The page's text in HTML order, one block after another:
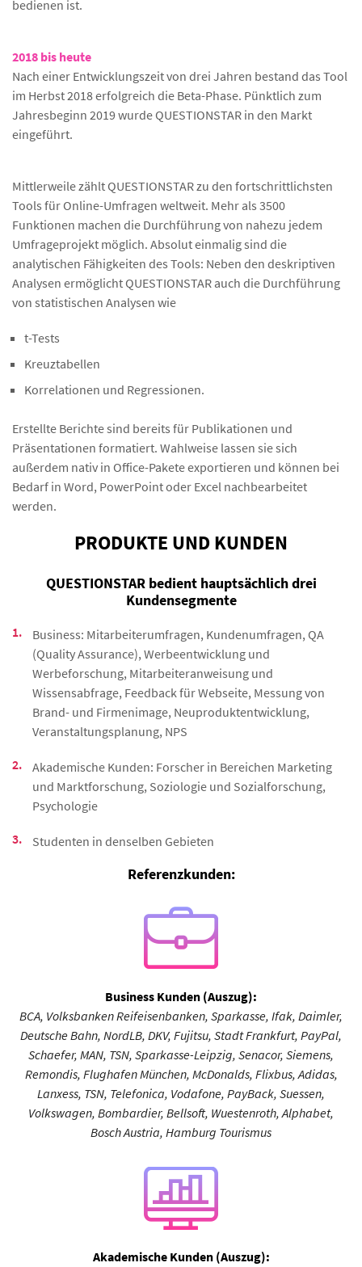
bedienen ist.
2018 bis heute
Nach einer Entwicklungszeit von drei Jahren bestand das Tool
im Herbst 2018 erfolgreich die Beta-Phase. Pünktlich zum
Jahresbeginn 2019 wurde QUESTIONSTAR in den Markt
eingeführt.
Mittlerweile zählt QUESTIONSTAR zu den fortschrittlichsten
Tools für Online-Umfragen weltweit. Mehr als 3500
Funktionen machen die Durchführung von nahezu jedem
Umfrageprojekt möglich. Absolut einmalig sind die
analytischen Fähigkeiten des Tools: Neben den deskriptiven
Analysen ermöglicht QUESTIONSTAR auch die Durchführung
von statistischen Analysen wie
t-Tests
Kreuztabellen
Korrelationen und Regressionen.
Erstellte Berichte sind bereits für Publikationen und
Präsentationen formatiert. Wahlweise lassen sie sich
außerdem nativ in Office-Pakete exportieren und können bei
Bedarf in Word, PowerPoint oder Excel nachbearbeitet
werden.
PRODUKTE UND KUNDEN
QUESTIONSTAR bedient hauptsächlich drei
Kundensegmente
Business: Mitarbeiterumfragen, Kundenumfragen, QA
(Quality Assurance), Werbeentwicklung und
Werbeforschung, Mitarbeiteranweisung und
Wissensabfrage, Feedback für Webseite, Messung von
Brand- und Firmenimage, Neuproduktentwicklung,
Veranstaltungsplanung, NPS
Akademische Kunden: Forscher in Bereichen Marketing
und Marktforschung, Soziologie und Sozialforschung,
Psychologie
Studenten in denselben Gebieten
Referenzkunden:
Business Kunden (Auszug):
BCA, Volksbanken Reifeisenbanken, Sparkasse, Ifak, Daimler,
Deutsche Bahn, NordLB, DKV, Fujitsu, Stadt Frankfurt, PayPal,
Schaefer, MAN, TSN, Sparkasse-Leipzig, Senacor, Siemens,
Remondis, Flughafen München, McDonalds, Flixbus, Adidas,
Lanxess, TSN, Telefonica, Vodafone, PayBack, Suessen,
Volkswagen, Bombardier, Bellsoft, Wuestenroth, Alphabet,
Bosch Austria, Hamburg Tourismus
Akademische Kunden (Auszug):